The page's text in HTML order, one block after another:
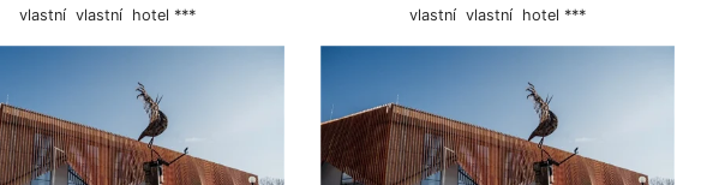
vlastní vlastní hotel *** vlastní vlastní hotel ***